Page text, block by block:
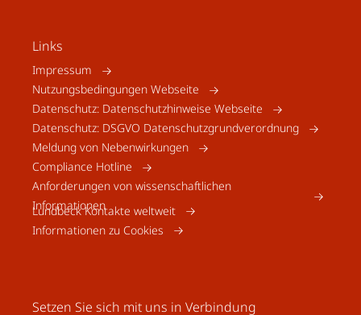
Links
Impressum
Nutzungsbedingungen Webseite
Datenschutz: Datenschutzhinweise Webseite
Datenschutz: DSGVO Datenschutzgrundverordnung
Meldung von Nebenwirkungen
Compliance Hotline
Anforderungen von wissenschaftlichen
Informationen
Lundbeck Kontakte weltweit
Informationen zu Cookies
Setzen Sie sich mit uns in Verbindung